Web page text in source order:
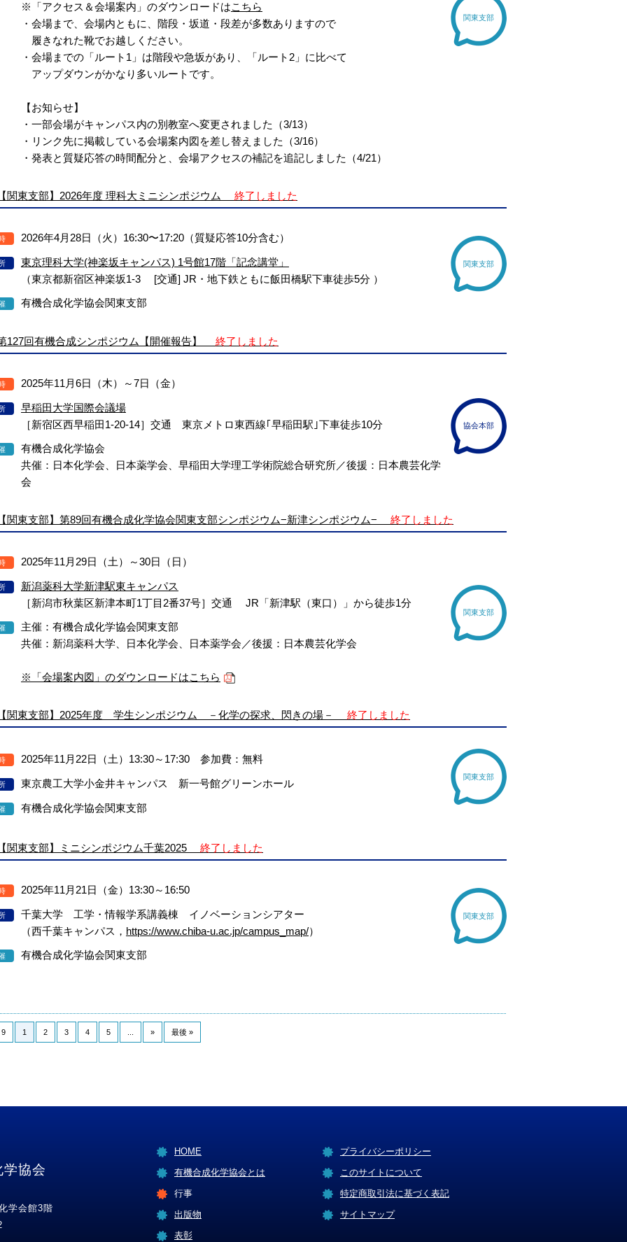
※「アクセス＆会場案内」のダウンロードはこちら
・会場まで、会場内ともに、階段・坂道・段差が多数ありますので
履きなれた靴でお越しください。
・会場までの「ルート1」は階段や急坂があり、「ルート2」に比べて
アップダウンがかなり多いルートです。
【お知らせ】
・一部会場がキャンパス内の別教室へ変更されました（3/13）
・リンク先に掲載している会場案内図を差し替えました（3/16）
・発表と質疑応答の時間配分と、会場アクセスの補記を追記しました（4/21）
関東支部
関東支部】2026年度 理科大ミニシンポジウム 終了しました
2026年4月28日（火）16:30〜17:20（質疑応答10分含む）
東京理科大学(神楽坂キャンパス) 1号館17階「記念講堂」
（東京都新宿区神楽坂1-3 [交通] JR・地下鉄ともに飯田橋駅下車徒歩5分 ）
有機合成化学協会関東支部
関東支部
127回有機合成シンポジウム【開催報告】 終了しました
2025年11月6日（木）～7日（金）
早稲田大学国際会議場
［新宿区西早稲田1-20-14］交通 東京メトロ東西線｢早稲田駅｣下車徒歩10分
有機合成化学協会
共催：日本化学会、日本薬学会、早稲田大学理工学術院総合研究所／後援：日本農芸化学
会
協会本部
関東支部】第89回有機合成化学協会関東支部シンポジウム−新津シンポジウム− 終了しました
2025年11月29日（土）～30日（日）
新潟薬科大学新津駅東キャンパス
［新潟市秋葉区新津本町1丁目2番37号］交通 JR「新津駅（東口）」から徒歩1分
主催：有機合成化学協会関東支部
共催：新潟薬科大学、日本化学会、日本薬学会／後援：日本農芸化学会
※「会場案内図」のダウンロードはこちら
関東支部
関東支部】2025年度 学生シンポジウム －化学の探求、閃きの場－ 終了しました
2025年11月22日（土）13:30～17:30 参加費：無料
東京農工大学小金井キャンパス 新一号館グリーンホール
有機合成化学協会関東支部
関東支部
関東支部】ミニシンポジウム千葉2025 終了しました
2025年11月21日（金）13:30～16:50
千葉大学 工学・情報学系講義棟 イノベーションシアター
（西千葉キャンパス， https://www.chiba-u.ac.jp/campus_map/）
有機合成化学協会関東支部
関東支部
9 1 2 3 4 5 » 最後 »
協会
学会館3階
HOME
有機合成化学協会とは
行事
出版物
表彰
プライバシーポリシー
このサイトについて
特定商取引法に基づく表記
サイトマップ